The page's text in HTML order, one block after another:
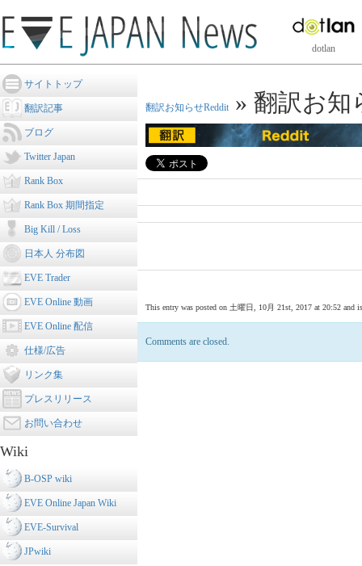
dotlan
サイトトップ
翻訳記事
ブログ
Twitter Japan
Rank Box
Rank Box 期間指定
Big Kill / Loss
日本人 分布図
EVE Trader
EVE Online 動画
EVE Online 配信
仕様/広告
リンク集
プレスリリース
お問い合わせ
Wiki
B-OSP wiki
EVE Online Japan Wiki
EVE-Survival
JPwiki
翻訳お知らせReddit » 翻訳お知
This entry was posted on 土曜日, 10月 21st, 2017 at 20:52 and
Comments are closed.